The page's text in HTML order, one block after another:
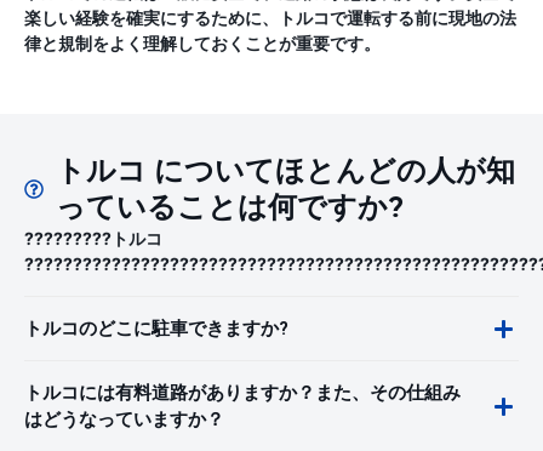
楽しい経験を確実にするために、トルコで運転する前に現地の法
律と規制をよく理解しておくことが重要です。
トルコ についてほとんどの人が知
っていることは何ですか?
?????????トルコ
トルコのどこに駐車できますか?
トルコには有料道路がありますか？また、その仕組み
はどうなっていますか？